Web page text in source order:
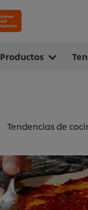
Productos
Tendencias de